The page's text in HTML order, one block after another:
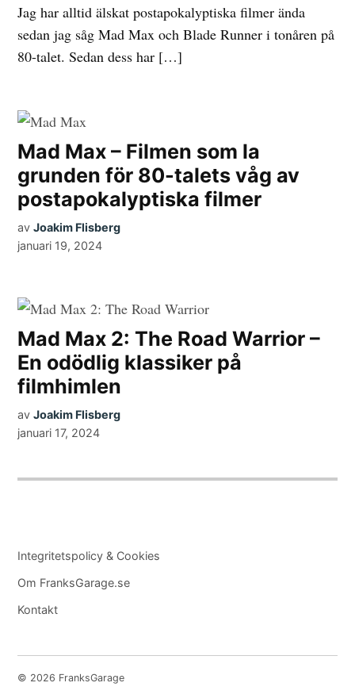
Jag har alltid älskat postapokalyptiska filmer ända
sedan jag såg Mad Max och Blade Runner i tonåren på
80-talet. Sedan dess har […]
Mad Max – Filmen som la
grunden för 80-talets våg av
postapokalyptiska filmer
av Joakim Flisberg
januari 19, 2024
Mad Max 2: The Road Warrior –
En odödlig klassiker på
filmhimlen
av Joakim Flisberg
januari 17, 2024
Integritetspolicy & Cookies
Om FranksGarage.se
Kontakt
© 2026 FranksGarage